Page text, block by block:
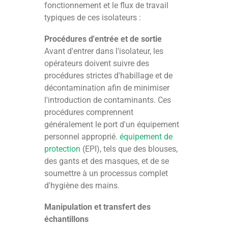
fonctionnement et le flux de travail
typiques de ces isolateurs :
Procédures d'entrée et de sortie
Avant d'entrer dans l'isolateur, les
opérateurs doivent suivre des
procédures strictes d'habillage et de
décontamination afin de minimiser
l'introduction de contaminants. Ces
procédures comprennent
généralement le port d'un équipement
personnel approprié.équipement de
protection (EPI), tels que des blouses,
des gants et des masques, et de se
soumettre à un processus complet
d'hygiène des mains.
Manipulation et transfert des
échantillons